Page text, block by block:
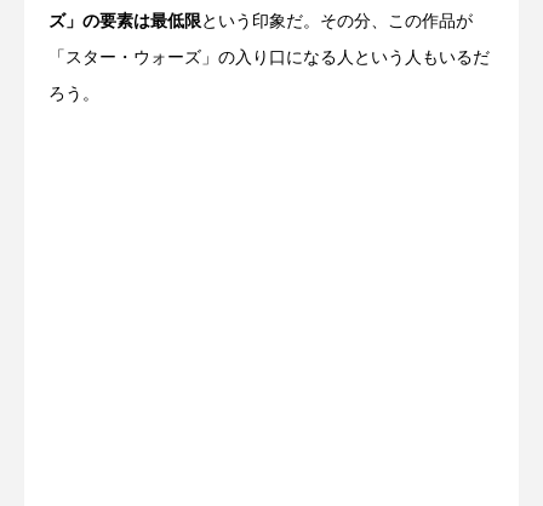
ズ」の要素は最低限 という印象だ。その分、この作品が
「スター・ウォーズ」の入り口になる人という人もいるだ
ろう。